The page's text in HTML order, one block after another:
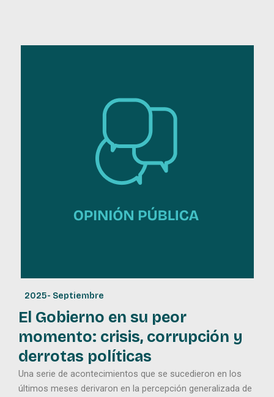
2025- Septiembre
El Gobierno en su peor
momento: crisis, corrupción y
derrotas políticas
Una serie de acontecimientos que se sucedieron en los
últimos meses derivaron en la percepción generalizada de